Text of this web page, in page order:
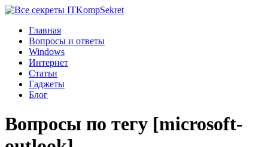
KompSekret
Главная
Вопросы и ответы
Windows
Интернет
Статьи
Гаджеты
Блог
Вопросы по тегу [microsoft-